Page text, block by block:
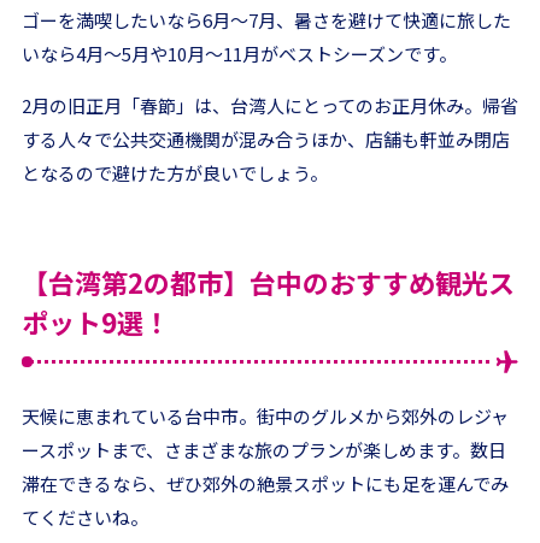
ゴーを満喫したいなら6月〜7月、暑さを避けて快適に旅した
いなら4月〜5月や10月〜11月がベストシーズンです。
2月の旧正月「春節」は、台湾人にとってのお正月休み。帰省
する人々で公共交通機関が混み合うほか、店舗も軒並み閉店
となるので避けた方が良いでしょう。
【台湾第2の都市】台中のおすすめ観光ス
ポット9選！
天候に恵まれている台中市。街中のグルメから郊外のレジャ
ースポットまで、さまざまな旅のプランが楽しめます。数日
滞在できるなら、ぜひ郊外の絶景スポットにも足を運んでみ
てくださいね。